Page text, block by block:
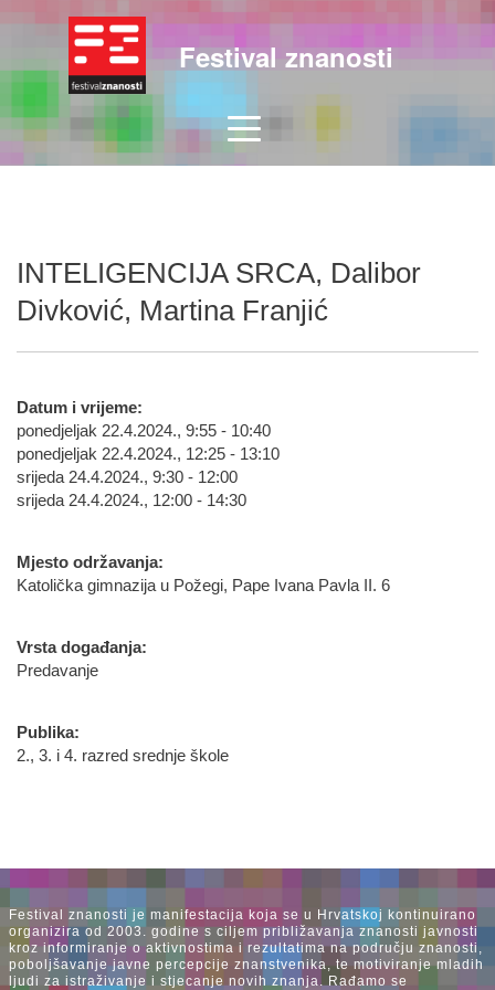
Festival znanosti
INTELIGENCIJA SRCA, Dalibor
Divković, Martina Franjić
Datum i vrijeme:
ponedjeljak 22.4.2024., 9:55 - 10:40
ponedjeljak 22.4.2024., 12:25 - 13:10
srijeda 24.4.2024., 9:30 - 12:00
srijeda 24.4.2024., 12:00 - 14:30
Mjesto održavanja:
Katolička gimnazija u Požegi, Pape Ivana Pavla II. 6
Vrsta događanja:
Predavanje
Publika:
2., 3. i 4. razred srednje škole
Festival znanosti je manifestacija koja se u Hrvatskoj kontinuirano
organizira od 2003. godine s ciljem približavanja znanosti javnosti
kroz informiranje o aktivnostima i rezultatima na području znanosti,
poboljšavanje javne percepcije znanstvenika, te motiviranje mladih
ljudi za istraživanje i stjecanje novih znanja. Rađamo se